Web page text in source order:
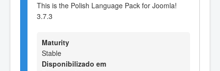
This is the Polish Language Pack for Joomla!
3.7.3
Maturity
Stable
Disponibilizado em